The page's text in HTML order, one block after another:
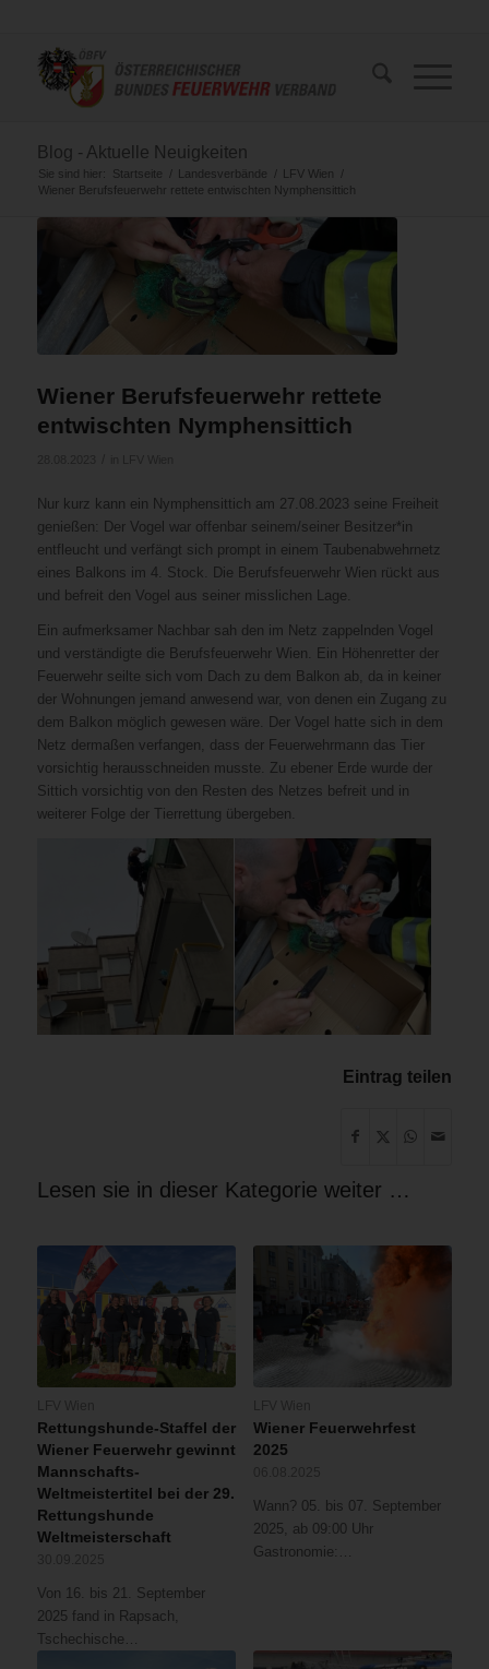
Blog - Aktuelle Neuigkeiten
Sie sind hier: Startseite / Landesverbände / LFV Wien
/
Wiener Berufsfeuerwehr rettete entwischten Nymphensittich
Wiener Berufsfeuerwehr rettete
entwischten Nymphensittich
Nur kurz kann ein Nymphensittich am 27.08.2023 seine Freiheit
genießen: Der Vogel war offenbar seinem/seiner Besitzer*in
entfleucht und verfängt sich prompt in einem Taubenabwehrnetz
eines Balkons im 4. Stock. Die Berufsfeuerwehr Wien rückt aus
und befreit den Vogel aus seiner misslichen Lage.
Ein aufmerksamer Nachbar sah den im Netz zappelnden Vogel
und verständigte die Berufsfeuerwehr Wien. Ein Höhenretter der
Feuerwehr seilte sich vom Dach zu dem Balkon ab, da in keiner
der Wohnungen jemand anwesend war, von denen ein Zugang zu
dem Balkon möglich gewesen wäre. Der Vogel hatte sich in dem
Netz dermaßen verfangen, dass der Feuerwehrmann das Tier
vorsichtig herausschneiden musste. Zu ebener Erde wurde der
Sittich vorsichtig von den Resten des Netzes befreit und in
weiterer Folge der Tierrettung übergeben.
Eintrag teilen
Lesen sie in dieser Kategorie weiter …
Rettungshunde-Staffel der
Wiener Feuerwehr gewinnt
Mannschafts-
Weltmeistertitel bei der 29.
Rettungshunde
Weltmeisterschaft
Von 16. bis 21. September
2025 fand in Rapsach,
Tschechische…
Wiener Feuerwehrfest
2025
Wann? 05. bis 07. September
2025, ab 09:00 Uhr
Gastronomie:…